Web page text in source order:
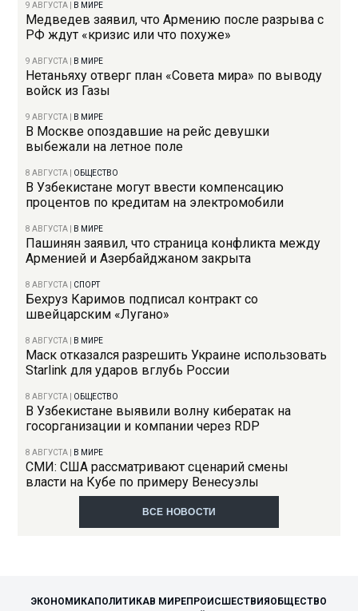
9 АВГУСТА В МИРЕ
Медведев заявил, что Армению после разрыва с
РФ ждут «кризис или что похуже»
9 АВГУСТА В МИРЕ
Нетаньяху отверг план «Совета мира» по выводу
войск из Газы
9 АВГУСТА В МИРЕ
В Москве опоздавшие на рейс девушки
выбежали на летное поле
8 АВГУСТА ОБЩЕСТВО
В Узбекистане могут ввести компенсацию
процентов по кредитам на электромобили
8 АВГУСТА В МИРЕ
Пашинян заявил, что страница конфликта между
Арменией и Азербайджаном закрыта
8 АВГУСТА СПОРТ
Бехруз Каримов подписал контракт со
швейцарским «Лугано»
8 АВГУСТА В МИРЕ
Маск отказался разрешить Украине использовать
Starlink для ударов вглубь России
8 АВГУСТА ОБЩЕСТВО
В Узбекистане выявили волну кибератак на
госорганизации и компании через RDP
8 АВГУСТА В МИРЕ
СМИ: США рассматривают сценарий смены
власти на Кубе по примеру Венесуэлы
ВСЕ НОВОСТИ
ЭКОНОМИКАПОЛИТИКАВ МИРЕПРОИСШЕСТВИЯ ОБЩЕСТВО